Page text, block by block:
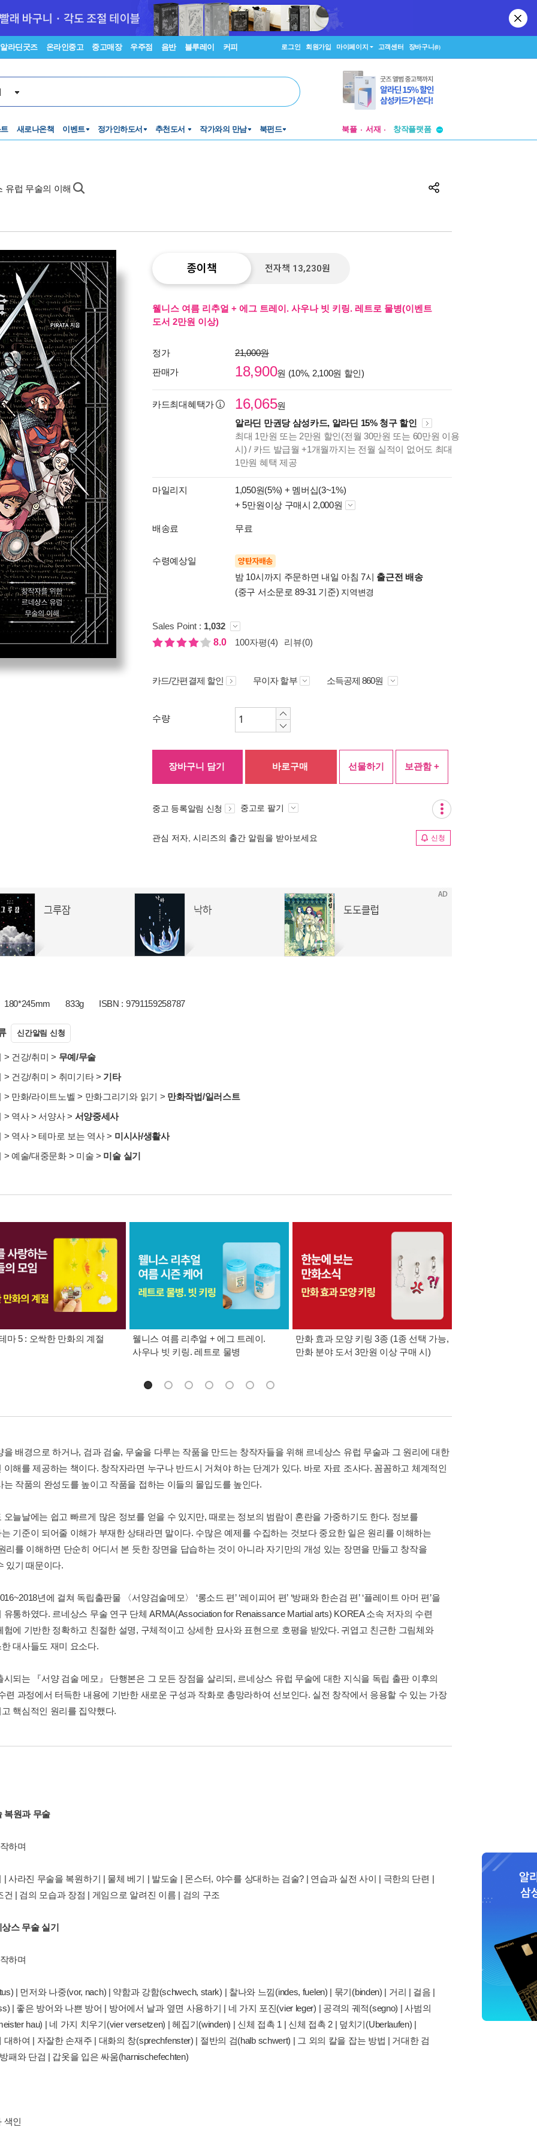
알라딘굿즈 온라인중고 중고매장 우주점 음반 블루레이 커피 로그인 회원가입 마이페이지 고객센터 장바구니(0)
새로나온책 이벤트 정가인하도서 추천도서 작가와의 만남 북펀드 북플 서재
창작플랫폼
유럽 무술의 이해
종이책 전자책 13,230원
웰니스 여름 리추얼 + 에그 트레이. 사우나 빗 키링. 레트로 물병(이벤트
도서 2만원 이상)
정가
21,000원
판매가
18,900원 (10%, 2,100원 할인)
카드최대혜택가 16,065원
알라딘 만권당 삼성카드, 알라딘 15% 청구 할인
최대 1만원 또는 2만원 할인(전월 30만원 또는 60만원 이용
시) / 카드 발급월 +1개월까지는 전월 실적이 없어도 최대
1만원 혜택 제공
마일리지 1,050원(5%) + 멤버십(3~1%)
+ 5만원이상 구매시 2,000원
배송료 무료
수령예상일 양탄자배송
밤 10시까지 주문하면 내일 아침 7시 출근전 배송
(중구 서소문로 89-31 기준) 지역변경
Sales Point : 1,032
8.0
100자평(4) 리뷰(0)
카드/간편결제 할인 무이자 할부 소득공제 860원
수량
장바구니 담기 바로구매 선물하기 보관함 +
중고 등록알림 신청 중고로 팔기
관심 저자, 시리즈의 출간 알림을 받아보세요 신청
180*245mm 833g ISBN : 9791159258787
신간알림 신청
> 건강/취미 > 무예/무술
> 건강/취미 > 취미기타> 기타
> 만화/라이트노벨 > 만화그리기와 읽기 > 만화작법/일러스트
> 역사>서양사> 서양중세사
> 역사>테마로 보는 역사> 미시사/생활사
> 예술/대중문화> 미술 > 미술 실기
마 5 : 오싹한 만화의 계절
웰니스 여름 리추얼 + 에그 트레이.
사우나 빗 키링. 레트로 물병
만화 효과 모양 키링 3종 (1종 선택 가능,
만화 분야 도서 3만원 이상 구매 시)
을 배경으로 하거나, 검과 검술, 무술을 다루는 작품을 만드는 창작자들을 위해 르네상스 유럽 무술과 그 원리에 대한
이해를 제공하는 책이다. 창작자라면 누구나 반드시 거쳐야 하는 단계가 있다. 바로 자료 조사다. 꼼꼼하고 체계적인
는 작품의 완성도를 높이고 작품을 접하는 이들의 몰입도를 높인다.
오늘날에는 쉽고 빠르게 많은 정보를 얻을 수 있지만, 때로는 정보의 범람이 혼란을 가중하기도 한다. 정보를
기준이 되어줄 이해가 부재한 상태라면 말이다. 수많은 예제를 수집하는 것보다 중요한 일은 원리를 이해하는
리를 이해하면 단순히 어디서 본 듯한 장면을 답습하는 것이 아니라 자기만의 개성 있는 장면을 만들고 창작을
있기 때문이다.
년에 걸쳐 독립출판물 〈서양검술메모〉 ‘롱소드 편’ ‘레이피어 편’ ‘방패와 한손검 편’ ‘플레이트 아머 편’을
유통하였다. 르네상스 무술 연구 단체 ARMA(Association for Renaissance Martial arts) KOREA 소속 저자의 수련
험에 기반한 정확하고 친절한 설명, 구체적이고 상세한 묘사와 표현으로 호평을 받았다. 귀엽고 친근한 그림체와
대사들도 재미 요소다.
시되는 『서양 검술 메모』 단행본은 그 모든 장점을 살리되, 르네상스 유럽 무술에 대한 지식을 독립 출판 이후의
련 과정에서 터득한 내용에 기반한 새로운 구성과 작화로 총망라하여 선보인다. 실전 창작에서 응용할 수 있는 가장
핵심적인 원리를 집약했다.
복원과 무술
하며
| 사라진 무술을 복원하기 | 물체 베기 | 발도술 | 몬스터, 야수를 상대하는 검술? | 연습과 실전 사이 | 극한의 단련 |
건 | 검의 모습과 장점 | 게임으로 알려진 이름 | 검의 구조
스 무술 실기
하며
| 먼저와 나중(vor, nach) | 약함과 강함(schwech, stark) | 찰나와 느낌(indes, fuelen) | 묶기(binden) | 거리 | 걸음 |
| 좋은 방어와 나쁜 방어 | 방어에서 날과 옆면 사용하기 | 네 가지 포진(vier leger) | 공격의 궤적(segno) | 사범의
hau) | 네 가지 치우기(vier versetzen) | 헤집기(winden) | 신체 접촉 1 | 신체 접촉 2 | 덮치기(Uberlaufen) |
대하여 | 자잘한 손재주 | 대화의 창(sprechfenster) | 절반의 검(halb schwert) | 그 외의 칼을 잡는 방법 | 거대한 검
패와 단검 | 갑옷을 입은 싸움(harnischefechten)
색인